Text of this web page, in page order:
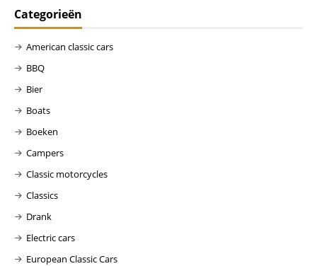
Categorieën
American classic cars
BBQ
Bier
Boats
Boeken
Campers
Classic motorcycles
Classics
Drank
Electric cars
European Classic Cars